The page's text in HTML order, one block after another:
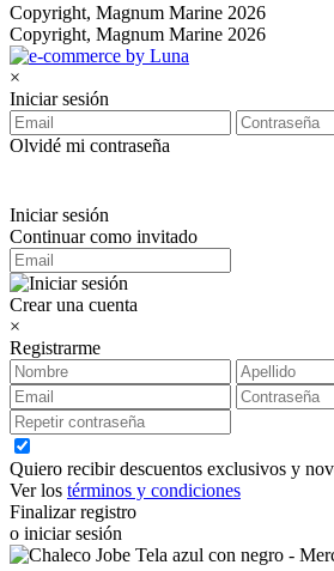
Copyright, Magnum Marine 2026
Copyright, Magnum Marine 2026
×
Iniciar sesión
Olvidé mi contraseña
Iniciar sesión
Continuar como invitado
Crear una cuenta
×
Registrarme
Quiero recibir descuentos exclusivos y
Ver los términos y condiciones
Finalizar registro
o iniciar sesión